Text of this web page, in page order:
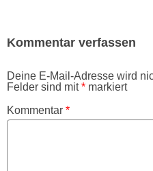
Kommentar verfassen
Deine E-Mail-Adresse wird
Felder sind mit* markiert
Kommentar *